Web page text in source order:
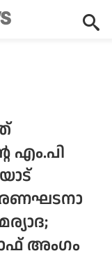
എം.പി
അംഗം